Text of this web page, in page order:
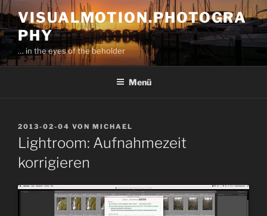
Zum
Inhalt
springen
VISUALMOTION.PHOTOGRA
PHY
… in the eyes of the beholder
Menü
VERÖFFENTLICHT
AM
2013-02-04 VON MICHAEL
Lightroom: Aufnahmezeit
korrigieren